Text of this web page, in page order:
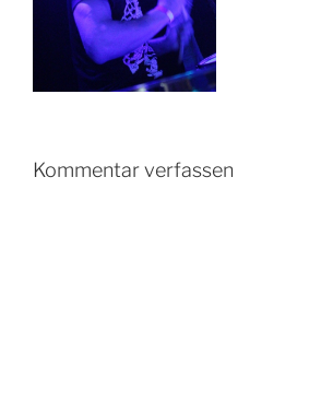
Kommentar verfassen